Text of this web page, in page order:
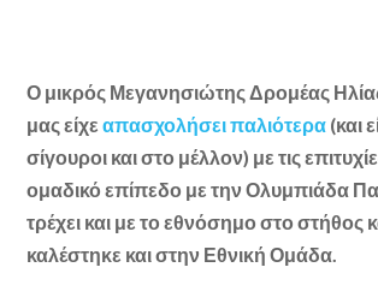
Ο μικρός Μεγανησιώτης Δρομέας
μας είχεαπασχολήσει παλιότερα (και
σίγουροι και στο μέλλον) με τις
ομαδικό επίπεδο με την Ολυμπιάδα
τρέχει και με το εθνόσημο στο στήθος
καλέστηκε και στην Εθνική Ομάδα.